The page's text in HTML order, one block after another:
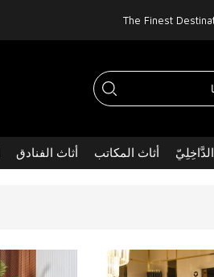
The Finest
أثاث المكاتب أثاث الفنادق